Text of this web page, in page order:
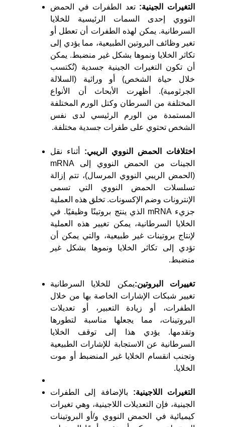
التغيرات الجينية: تعد الطفرات في الحمض
النووي إحدى السمات الرئيسية للخلايا
السرطانية. يمكن لهذه الطفرات أن تعطل أو
تغير وظائف البروتين الطبيعية، مما يؤدي إلى
تكاثر الخلايا ونموها بشكل غير منضبط. يمكن
أن تكون التغيرات الجينية جسدية (تُكتسب
خلال حياة الشخص) أو وراثية (السلالة
الجرثومية). أظهرت الأبحاث أن الأنواع
المختلفة من السرطان وكتل الورم المختلفة
المستمدة من الورم الرئيسي لدى نفس
الشخص تحتوي على طفرات جسدية مختلفة.
اختلافات الحمض النووي الريبي: أثناء نقل
الجينات من الحمض النووي إلى mRNA
(الحمض الريبي النووي المرسال)، تتم إزالة
تسلسلات الحمض النووي التي تسمى
الإنترونات وضم الإكسونات. تخلق هذه العملية
جزيء mRNA الذي ينتج بروتينًا وظيفيًا. في
الخلايا السرطانية، يمكن تغيير هذه العملية
لإنتاج بروتينات غير طبيعية، والتي يمكن أن
تؤدي إلى تكاثر الخلايا ونموها بشكل غير
منضبط.
تغييرات البروتين:يمكن للخلايا السرطانية
تغيير شبكات الإشارات الخاصة بها من خلال
الطفرات، أو زيادة التعبير، أو تعديلات
البروتينات، مما يجعلها مناسبة لتطورها
وتقدمها. يؤدي هذا إلى توقف الخلايا
السرطانية عن الاستجابة للإشارات الطبيعية
وتجنب انقسام الخلايا غير المنضبط أو موت
الخلايا.
التغيرات اللاجينية: بالإضافة إلى الطفرات
الجينية، فإن التعديلات اللاجينية، وهي تغيرات
كيميائية في الحمض النووي و/أو البروتينات